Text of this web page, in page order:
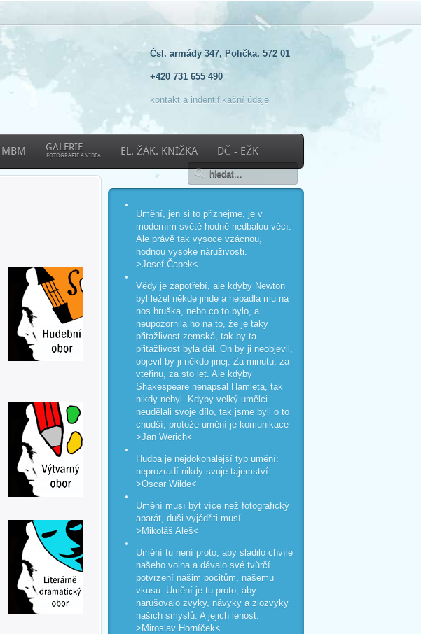
Čsl. armády 347, Polička, 572 01
+420 731 655 490
kontakt a indentifikační údaje
MBM GALERIE
FOTOGRAFIE A VIDEA EL. ŽÁK. KNÍŽKA DČ - EŽK
Umění, jen si to přiznejme, je v
moderním světě hodně nedbalou věcí.
Ale právě tak vysoce vzácnou,
hodnou vysoké náruživosti.
>Josef Čapek<
Vědy je zapotřebí, ale kdyby Newton
byl ležel někde jinde a nepadla mu na
nos hruška, nebo co to bylo, a
neupozornila ho na to, že je taky
přitažlivost zemská, tak by ta
přitažlivost byla dál. On by ji neobjevil,
objevil by ji někdo jinej. Za minutu, za
vteřinu, za sto let. Ale kdyby
Shakespeare nenapsal Hamleta, tak
nikdy nebyl. Kdyby velký umělci
neudělali svoje dílo, tak jsme byli o to
chudší, protože umění je komunikace
>Jan Werich<
Hudba je nejdokonalejší typ umění:
neprozradí nikdy svoje tajemství.
>Oscar Wilde<
Umění musí být více než fotografický
aparát, duši vyjádřiti musí.
>Mikoláš Aleš<
Umění tu není proto, aby sladilo chvíle
našeho volna a dávalo své tvůrčí
potvrzení našim pocitům, našemu
vkusu. Umění je tu proto, aby
narušovalo zvyky, návyky a zlozvyky
našich smyslů. A jejich lenost.
>Miroslav Horníček<